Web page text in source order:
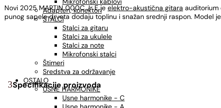
Adapteri, konektori
STALCI
Stalci za gitaru
Stalci za ukulele
Stalci za note
Mikrofonski stalci
Štimeri
Sredstva za održavanje
OSTALO
USNE HARMONIKE
Usne harmonike - C
Novi 2025 MARTIN 000C Jr E jeelektro-akustična gitara auditorium
punog sapele drveta dodaju toplinu i snažan srednji raspon. Model
Specifikacije proizvoda